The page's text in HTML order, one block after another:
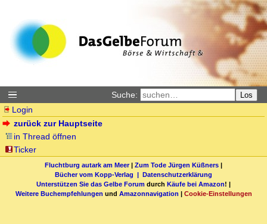
Suche: Los
Login
zurück zur Hauptseite
in Thread öffnen
Ticker
Fluchtburg autark am Meer| Zum Tode Jürgen Küßners |
Bücher vom Kopp-Verlag | Datenschutzerklärung
Unterstützen Sie das Gelbe Forum durch Käufe bei Amazon! |
Weitere Buchempfehlungen und Amazonnavigation | Cookie-Einstellungen